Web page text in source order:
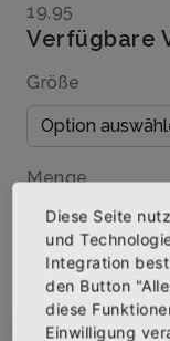
19,95
Verfügbare
Größe
Menge
Diese Seite
und
Integration
den Button
diese
Einwilligung